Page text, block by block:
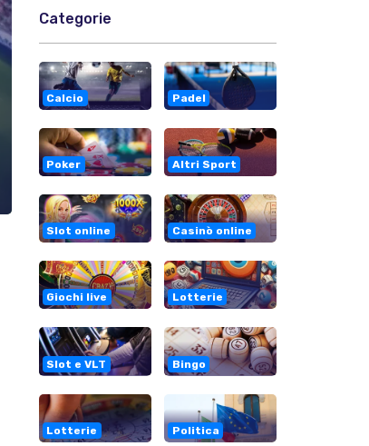
Categorie
Calcio Padel
Poker Altri Sport
Slot online Casinò online
Giochi live Lotterie
Slot e VLT Bingo
Lotterie Politica